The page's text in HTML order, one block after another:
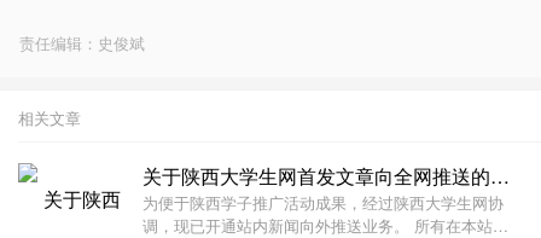
责任编辑：史俊斌
相关文章
关于陕西大学生网首发文章向全网推送的通告
为便于陕西学子推广活动成果，经过陕西大学生网协
调，现已开通站内新闻向外推送业务。 所有在本站发